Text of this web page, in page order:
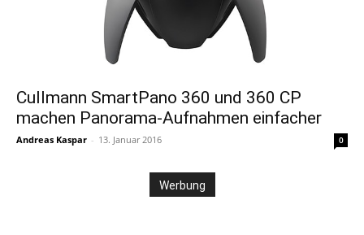
Cullmann SmartPano 360 und 360 CP
machen Panorama-Aufnahmen einfacher
Andreas Kaspar - 13. Januar 2016 0
Werbung